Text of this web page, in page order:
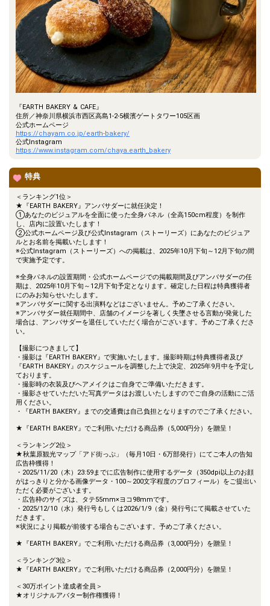
『EARTH BAKERY & CAFE』
住所／神奈川県横浜市西区高島1-2-5横濱ゲートタワー105区画
公式ホームページ
https://chayam.co.jp/earth-bakery/
公式Instagram
https://www.instagram.com/chaya.earth_bakery
特典
＜ランキング1位＞
★『EARTH BAKERY』アンバサダーに就任決定！
①あなたのビジュアルを全面に使った全身パネル（全高150cm程度）を制作
し、店内に設置いたします！
②公式ホームページ及び公式Instagram（ストーリーズ）にあなたのビジュア
ルとお名前を掲載いたします！
※公式Instagram（ストーリーズ）への掲載は、2025年10月下旬～12月下旬の間
で実施予定です。
※全身パネルの設置期間・公式ホームページでの掲載期間及びアンバサダーの任
期は、2025年10月下旬～12月下旬予定となります。確定した日程は特典獲得者
にのみお知らせいたします。
※アンバサダーに関する出演料などはございません。予めご了承ください。
※アンバサダー就任期間中、店舗のイメージを著しく失墜させる言動が発覚した
場合は、アンバサダーを退任していただく場合がございます。予めご了承くださ
い。
【撮影につきまして】
・撮影は『EARTH BAKERY』で実施いたします。撮影時期は特典獲得者及び
『EARTH BAKERY』のスケジュールを調整した上で決定、2025年9月中を予定し
ております。
・撮影時の衣装及びヘアメイクはご自身でご準備いただきます。
・撮影させていただいた写真データはお渡しいたしますのでご自身の活動にご活
用ください。
・『EARTH BAKERY』までの交通費は自己負担となりますのでご了承ください。
★『EARTH BAKERY』でご利用いただける商品券（5,000円分）を贈呈！
＜ランキング2位＞
★秋葉原観光マップ「アド街っぷ」（毎月10日・6万部発行）にてご本人の告知
広告枠獲得！
・2025/11/20（木）23:59までに広告制作に使用するデータ（350dpi以上のお顔
がはっきりと分かる画像データ・100～200文字程度のプロフィール）をご提出い
ただく必要がございます。
・広告枠のサイズは、タテ55mm×ヨコ98mmです。
・2025/12/10（水）発行号もしくは2026/1/9（金）発行号にて掲載させていた
だきます。
※状況により掲載が前後する場合もございます。予めご了承ください。
★『EARTH BAKERY』でご利用いただける商品券（3,000円分）を贈呈！
＜ランキング3位＞
★『EARTH BAKERY』でご利用いただける商品券（2,000円分）を贈呈！
＜30万ポイント達成者全員＞
★オリジナルアバター制作権獲得！